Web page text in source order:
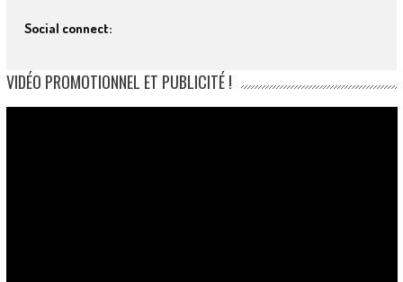
Social connect:
VIDÉO PROMOTIONNEL ET PUBLICITÉ !